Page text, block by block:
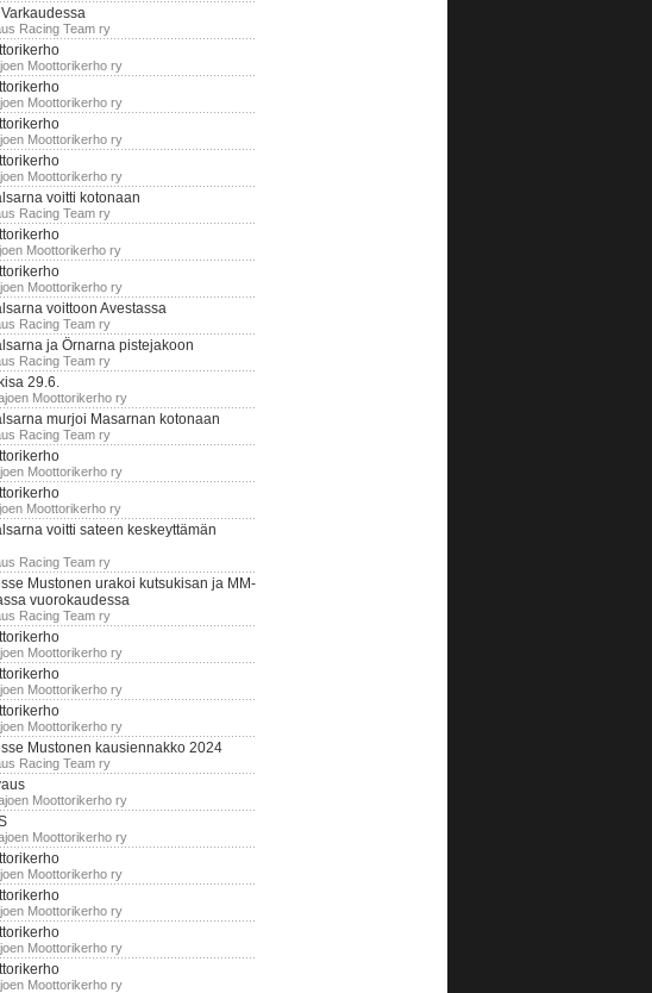
Varkaudessa
Racing Team ry
Moottorikerho ry
Moottorikerho ry
Moottorikerho ry
Moottorikerho ry
voitti kotonaan
Racing Team ry
Moottorikerho ry
Moottorikerho ry
voittoon Avestassa
Racing Team ry
ja Örnarna pistejakoon
Racing Team ry
29.6.
Moottorikerho ry
murjoi Masarnan kotonaan
Racing Team ry
Moottorikerho ry
Moottorikerho ry
voitti sateen keskeyttämän
Racing Team ry
Mustonen urakoi kutsukisan ja MM-
vuorokaudessa
Racing Team ry
Moottorikerho ry
Moottorikerho ry
Moottorikerho ry
Mustonen kausiennakko 2024
Racing Team ry
Moottorikerho ry
Moottorikerho ry
Moottorikerho ry
Moottorikerho ry
Moottorikerho ry
Moottorikerho ry